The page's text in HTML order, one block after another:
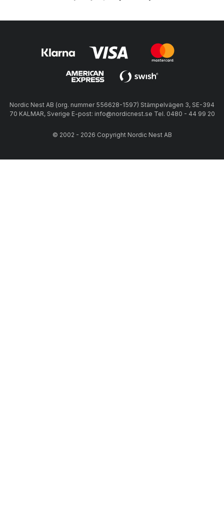
Nordic Nest AB (org. nummer 556628-1597) Stämpelvägen 3, SE-394
70 KALMAR, Sverige E-post: info@nordicnest.se Tel. 0480 - 44 99 20
© 2002 - 2026 Copyright Nordic Nest AB